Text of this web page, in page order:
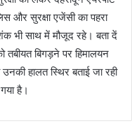
और सुरक्षा एजेंसी का पहरा
भी साथ में मौजूद रहे। बता दें
तबीयत बिगड़ने पर हिमालयन
हालत स्थिर बताई जा रही
है।